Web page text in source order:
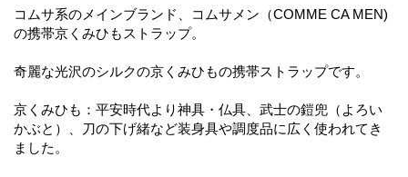
コムサ系のメインブランド、コムサメン（COMME CA MEN)
の携帯京くみひもストラップ。
奇麗な光沢のシルクの京くみひもの携帯ストラップです。
京くみひも：平安時代より神具・仏具、武士の鎧兜（よろい
かぶと）、刀の下げ緒など装身具や調度品に広く使われてき
ました。